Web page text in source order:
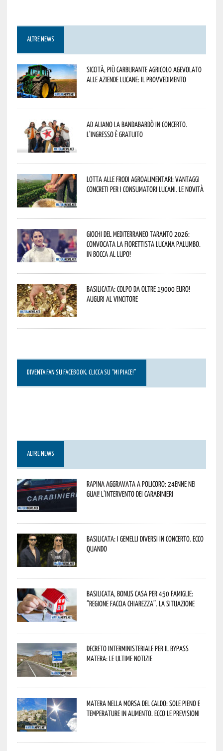
ALTRE NEWS
Siccità, più carburante agricolo agevolato
alle aziende lucane: il provvedimento
Ad Aliano la Bandabardò in concerto.
L’ingresso è gratuito
Lotta alle frodi agroalimentari: vantaggi
concreti per i consumatori lucani. Le novità
Giochi del Mediterraneo Taranto 2026:
convocata la fiorettista lucana Palumbo.
In bocca al lupo!
Basilicata: colpo da oltre 19000 Euro!
Auguri al vincitore
DIVENTA FAN SU FACEBOOK, CLICCA SU “MI PIACE!”
ALTRE NEWS
Rapina aggravata a Policoro: 24enne nei
guai! L’intervento dei Carabinieri
Basilicata: i Gemelli DiVersi in concerto. Ecco
quando
Basilicata, Bonus casa per 450 famiglie:
“Regione faccia chiarezza”. La situazione
Decreto interministeriale per il Bypass
Matera: le ultime notizie
Matera nella morsa del caldo: sole pieno e
temperature in aumento. Ecco le previsioni